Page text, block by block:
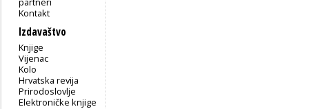
Kontakt
Izdavaštvo
Knjige
Vijenac
Kolo
Hrvatska revija
Prirodoslovlje
Elektroničke knjige